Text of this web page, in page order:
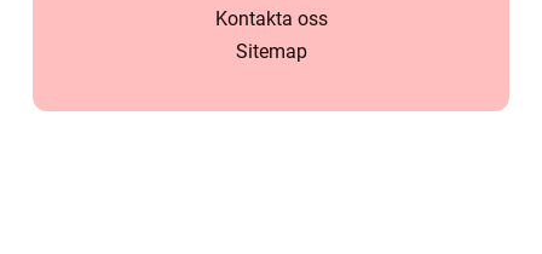
Kontakta oss
Sitemap